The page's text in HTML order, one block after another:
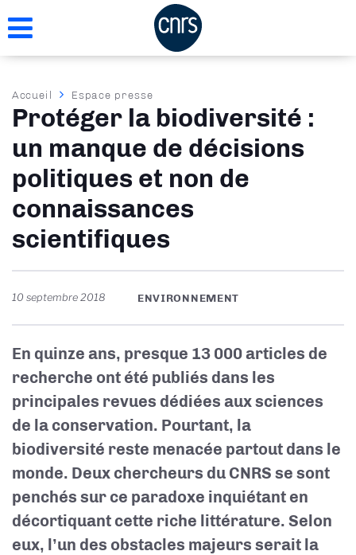
au
Fil
d'Ariane
Accueil Espace presse
Protéger la biodiversité :
un manque de décisions
politiques et non de
connaissances
scientifiques
10 septembre 2018 ENVIRONNEMENT
En quinze ans, presque 13 000 articles de
recherche ont été publiés dans les
principales revues dédiées aux sciences
de la conservation. Pourtant, la
biodiversité reste menacée partout dans le
monde. Deux chercheurs du CNRS se sont
penchés sur ce paradoxe inquiétant en
décortiquant cette riche littérature. Selon
eux, l’un des obstacles majeurs serait la